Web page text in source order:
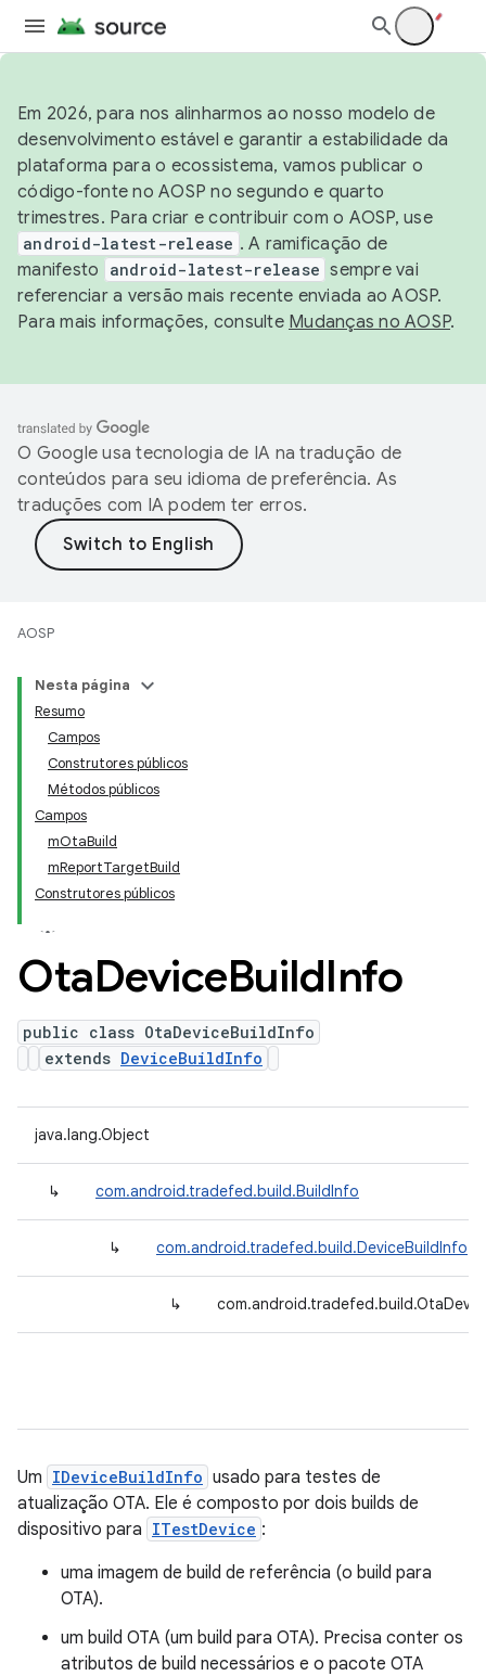
Em 2026, para nos alinharmos ao nosso modelo de
desenvolvimento estável e garantir a estabilidade da
plataforma para o ecossistema, vamos publicar o
código-fonte no AOSP no segundo e quarto
trimestres. Para criar e contribuir com o AOSP, use
android-latest-release . A ramificação de
manifesto
android-latest-release sempre vai
referenciar a versão mais recente enviada ao AOSP.
Para mais informações, consulte Mudanças no AOSP.
O Google usa tecnologia de IA na tradução de
conteúdos para seu idioma de preferência. As
traduções com IA podem ter erros.
AOSP
Nesta página
Resumo
Campos
Construtores públicos
Métodos públicos
Campos
mOtaBuild
mReportTargetBuild
Construtores públicos
OtaDeviceBuildInfo
public class OtaDeviceBuildInfo
extends DeviceBuildInfo
java.lang.Object
↳ com.android.tradefed.build.BuildInfo
↳ com.android.tradefed.build.DeviceBuildInfo
↳
Um IDeviceBuildInfo usado para testes de
atualização OTA. Ele é composto por dois builds de
dispositivo para ITestDevice :
uma imagem de build de referência (o build para
OTA).
um build OTA (um build para OTA). Precisa conter os
atributos de build necessários e o pacote OTA